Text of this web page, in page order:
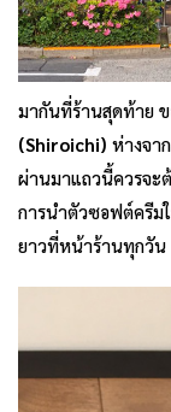
มากันที่ร้านสุดท้าย
(Shiroichi) ห่างจา
ผ่านมาแถวนี้ควรจะ
การนำตัวซอฟต์ครีม
ยาวที่หน้าร้านทุกวัน